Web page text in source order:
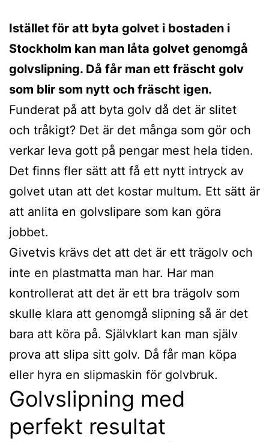
Istället för att byta golvet i bostaden i
Stockholm kan man låta golvet genomgå
golvslipning. Då får man ett fräscht golv
som blir som nytt och fräscht igen.
Funderat på att byta golv då det är slitet
och tråkigt? Det är det många som gör och
verkar leva gott på pengar mest hela tiden.
Det finns fler sätt att få ett nytt intryck av
golvet utan att det kostar multum. Ett sätt är
att anlita en golvslipare som kan göra
jobbet.
Givetvis krävs det att det är ett trägolv och
inte en plastmatta man har. Har man
kontrollerat att det är ett bra trägolv som
skulle klara att genomgå slipning så är det
bara att köra på. Självklart kan man själv
prova att slipa sitt golv. Då får man köpa
eller hyra en slipmaskin för golvbruk.
Golvslipning med
perfekt resultat